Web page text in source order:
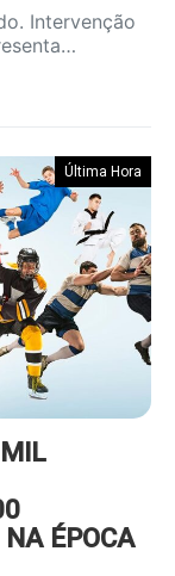
Intervenção
Última Hora
ÉPOCA